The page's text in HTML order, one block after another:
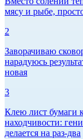
мясу и рыбе,
2
Заворачиваю
нарадуюсь
новая
3
Клею лист бумаги
находчивости:
делается на раз-два